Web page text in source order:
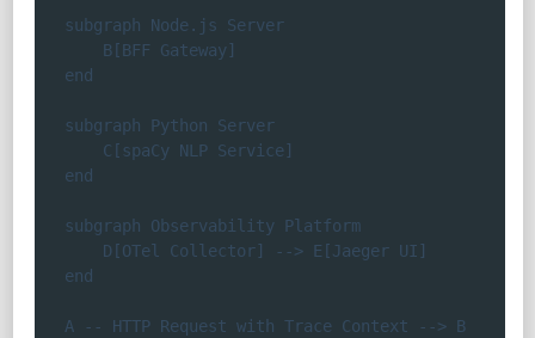
    subgraph Node.js Server
        B[BFF Gateway]
    end
    subgraph Python Server
        C[spaCy NLP Service]
    end
    subgraph Observability Platform
        D[OTel Collector] --> E[Jaeger UI]
    end
    A -- HTTP Request with Trace Context --> B